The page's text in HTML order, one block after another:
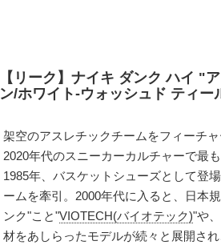
【リーク】ナイキ ダンク ハイ "
ン/ホワイト-ウォッシュド ティー
架空のアスレチックチームをフィーチャ
2020年代のスニーカーカルチャーで最
1985年、バスケットシューズとして登
ームを牽引。2000年代に入ると、日本
ンク"こと"VIOTECH(バイオテック)"や
材をあしらったモデルが続々と展開さ